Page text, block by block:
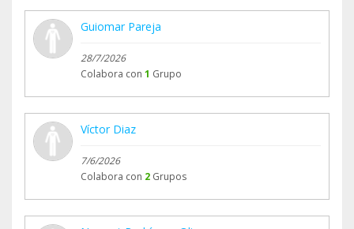
Guiomar Pareja
28/7/2026
Colabora con 1 Grupo
Víctor Diaz
7/6/2026
Colabora con 2 Grupos